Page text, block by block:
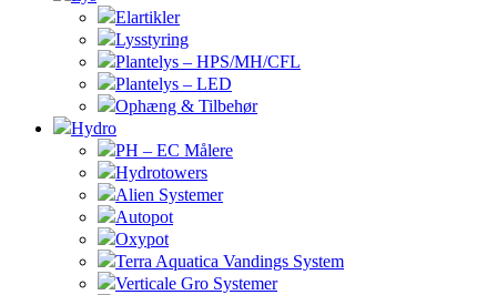
Elartikler
Lysstyring
Plantelys – HPS/MH/CFL
Plantelys – LED
Ophæng & Tilbehør
Hydro
PH – EC Målere
Hydrotowers
Alien Systemer
Autopot
Oxypot
Terra Aquatica Vandings System
Verticale Gro Systemer